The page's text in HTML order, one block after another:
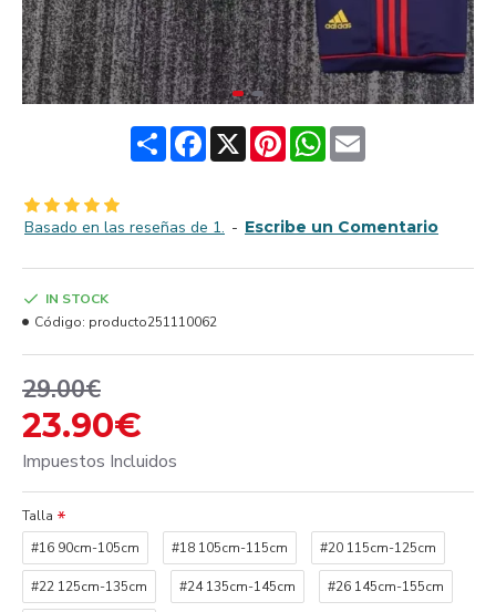
ShareFacebook
X PinterestWhatsApp
Email
Basado en las reseñas de 1. - Escribe un Comentario
23.90€
29.00€
Impuestos Incluidos
IN STOCK
Código: producto251110062
Talla
#16 90cm-105cm
#18 105cm-115cm #20 115cm-125cm
#22 125cm-135cm #24 135cm-145cm #26 145cm-155cm